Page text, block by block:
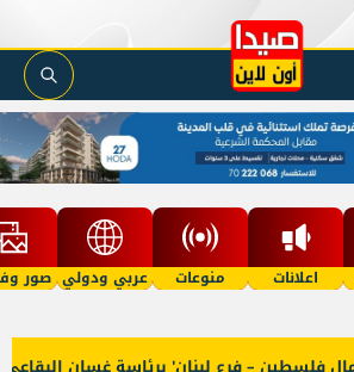
اعلانات منوعات عربي ودولي صور